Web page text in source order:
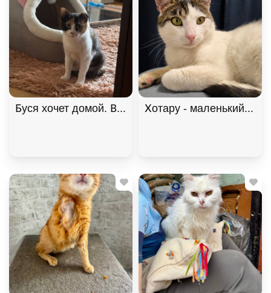
Буся хочет домой. В дар!, Черепаховый,
Хотару - маленький